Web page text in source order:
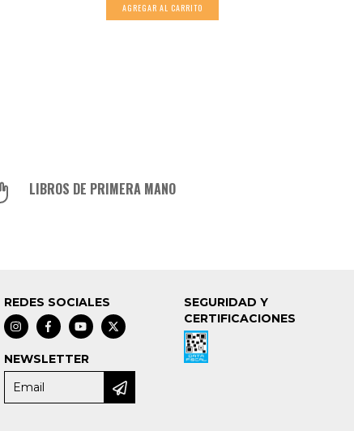
LIBROS DE PRIMERA MANO
REDES SOCIALES
NEWSLETTER
SEGURIDAD Y
CERTIFICACIONES